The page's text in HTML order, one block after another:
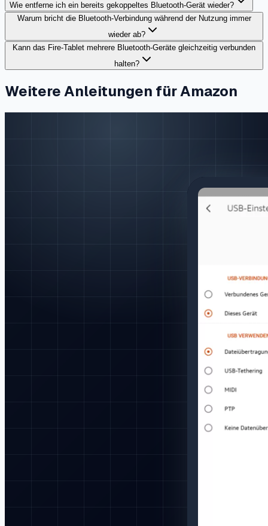
Wie entferne ich ein bereits gekoppeltes Bluetooth-Gerät wieder?
Warum bricht die Bluetooth-Verbindung während der Nutzung immer
wieder ab?
Kann das Fire-Tablet mehrere Bluetooth-Geräte gleichzeitig verbunden
halten?
Weitere Anleitungen für Amazon